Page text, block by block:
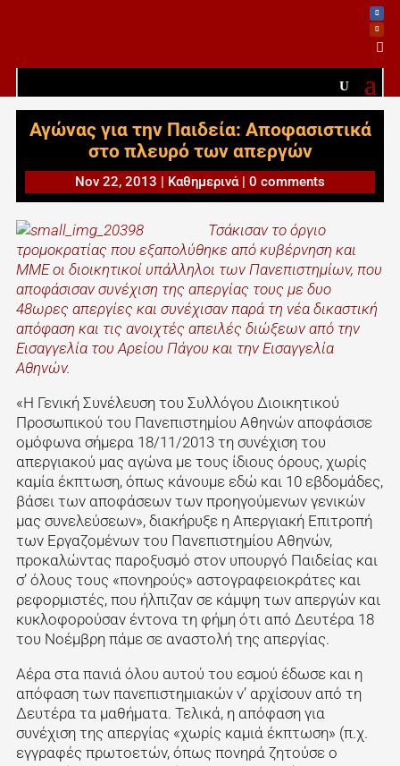

Αγώνας για την Παιδεία: Αποφασιστικά
στο πλευρό των απεργών
Nov 22, 2013 | Καθημερινά| 0 comments
Τσάκισαν το όργιο
τρομοκρατίας που εξαπολύθηκε από κυβέρνηση και
ΜΜΕ οι διοικητικοί υπάλληλοι των Πανεπιστημίων, που
αποφάσισαν συνέχιση της απεργίας τους με δυο
48ωρες απεργίες και συνέχισαν παρά τη νέα δικαστική
απόφαση και τις ανοιχτές απειλές διώξεων από την
Εισαγγελία του Αρείου Πάγου και την Εισαγγελία
Αθηνών.
«Η Γενική Συνέλευση του Συλλόγου Διοικητικού
Προσωπικού του Πανεπιστημίου Αθηνών αποφάσισε
ομόφωνα σήμερα 18/11/2013 τη συνέχιση του
απεργιακού μας αγώνα με τους ίδιους όρους, χωρίς
καμία έκπτωση, όπως κάνουμε εδώ και 10 εβδομάδες,
βάσει των αποφάσεων των προηγούμενων γενικών
μας συνελεύσεων», διακήρυξε η Απεργιακή Επιτροπή
των Εργαζομένων του Πανεπιστημίου Αθηνών,
προκαλώντας παροξυσμό στον υπουργό Παιδείας και
σ’ όλους τους «πονηρούς» αστογραφειοκράτες και
ρεφορμιστές, που ήλπιζαν σε κάμψη των απεργών και
κυκλοφορούσαν έντονα τη φήμη ότι από Δευτέρα 18
του Νοέμβρη πάμε σε αναστολή της απεργίας.
Αέρα στα πανιά όλου αυτού του εσμού έδωσε και η
απόφαση των πανεπιστημιακών ν’ αρχίσουν από τη
Δευτέρα τα μαθήματα. Τελικά, η απόφαση για
συνέχιση της απεργίας «χωρίς καμιά έκπτωση» (π.χ.
εγγραφές πρωτοετών, όπως πονηρά ζητούσε ο